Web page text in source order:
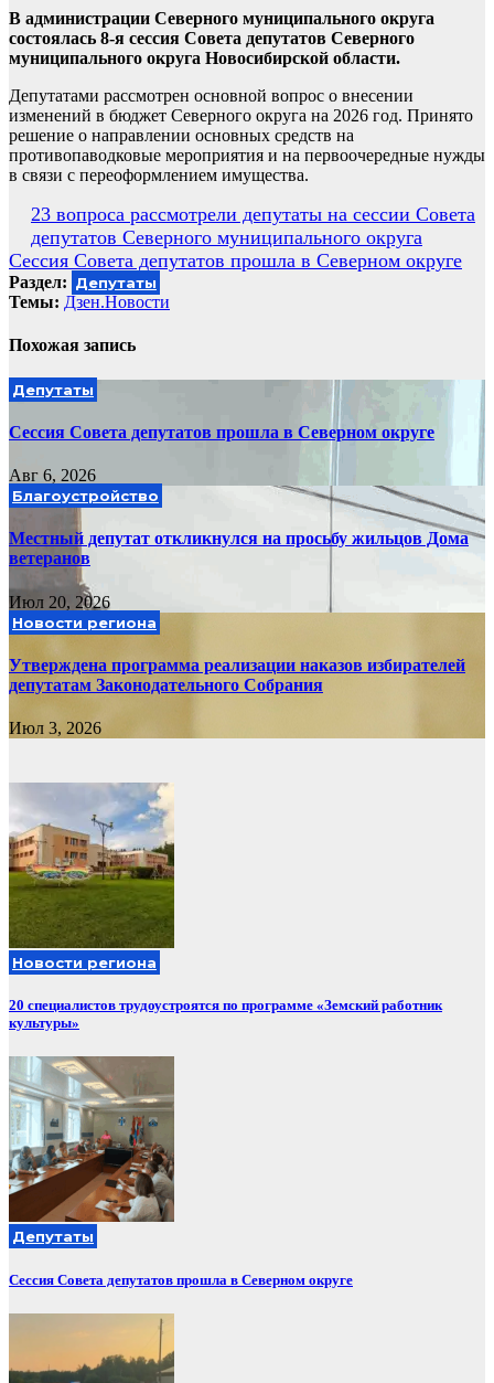
В администрации Северного муниципального округа
состоялась 8-я сессия Совета депутатов Северного
муниципального округа Новосибирской области.
Депутатами рассмотрен основной вопрос о внесении
изменений в бюджет Северного округа на 2026 год. Принято
решение о направлении основных средств на
противопаводковые мероприятия и на первоочередные нужды
в связи с переоформлением имущества.
Навигация
по
записям
23 вопроса рассмотрели депутаты на сессии Совета
депутатов Северного муниципального округа
Сессия Совета депутатов прошла в Северном округе
Раздел: Депутаты
Темы: Дзен.Новости
Похожая запись
Депутаты
Сессия Совета депутатов прошла в Северном округе
Авг 6, 2026
Благоустройство
Местный депутат откликнулся на просьбу жильцов Дома
ветеранов
Июл 20, 2026
Новости региона
Утверждена программа реализации наказов избирателей
депутатам Законодательного Собрания
Июл 3, 2026
Новости региона
20 специалистов трудоустроятся по программе «Земский работник
культуры»
Депутаты
Сессия Совета депутатов прошла в Северном округе